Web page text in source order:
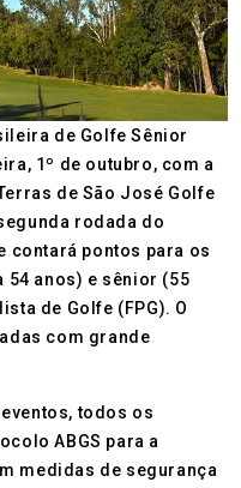
de Golfe Sênior
1º de outubro, com a
de São José Golfe
rodada do
contará pontos para os
anos) e sênior (55
de Golfe (FPG). O
com grande
todos os
ABGS para a
medidas de segurança